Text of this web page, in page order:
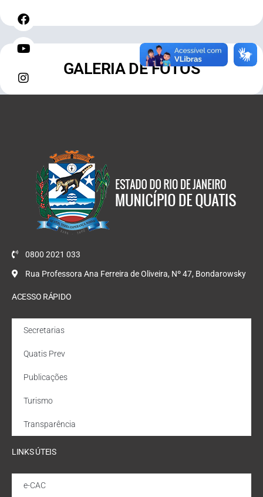
GALERIA DE FOTOS
0800 2021 033
Rua Professora Ana Ferreira de Oliveira, Nº 47, Bondarowsky
ACESSO RÁPIDO
Secretarias
Quatis Prev
Publicações
Turismo
Transparência
LINKS ÚTEIS
e-CAC